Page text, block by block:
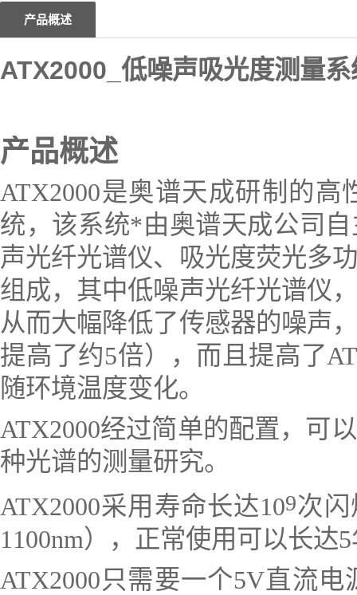
产品概述
ATX2000_低噪声吸光度测量
产品概述
ATX2000是奥谱天成研制的高
统， 该系统*由奥谱天成公司
声光纤光谱仪、吸光度荧光多
组成， 其中低噪声光纤光谱仪
从而大幅降低了传感器的噪声
提高了约5倍），而且提高了
随环境温度变化。
ATX2000经过简单的配置，可
种光谱的测量研究。
ATX2000采用寿命长达109次闪
1100nm），正常使用可以长达
ATX2000只需要一个5V直流电